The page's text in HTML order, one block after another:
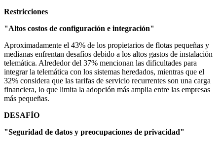
Restricciones
"Altos costos de configuración e integración"
Aproximadamente el 43% de los propietarios de flotas pequeñas y
medianas enfrentan desafíos debido a los altos gastos de instalación
telemática. Alrededor del 37% mencionan las dificultades para
integrar la telemática con los sistemas heredados, mientras que el
32% considera que las tarifas de servicio recurrentes son una carga
financiera, lo que limita la adopción más amplia entre las empresas
más pequeñas.
DESAFÍO
"Seguridad de datos y preocupaciones de privacidad"